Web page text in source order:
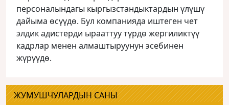
персоналындагы кыргызстандыктардын үлүшү
дайыма өсүүдө. Бул компанияда иштеген чет
элдик адистерди ырааттуу түрдө жергиликтүү
кадрлар менен алмаштыруунун эсебинен
жүрүүдө.
ЖУМУШЧУЛАРДЫН САНЫ